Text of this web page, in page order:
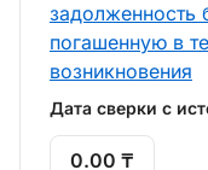
погашенную в
возникновения
Дата сверки с
0.00 ₸